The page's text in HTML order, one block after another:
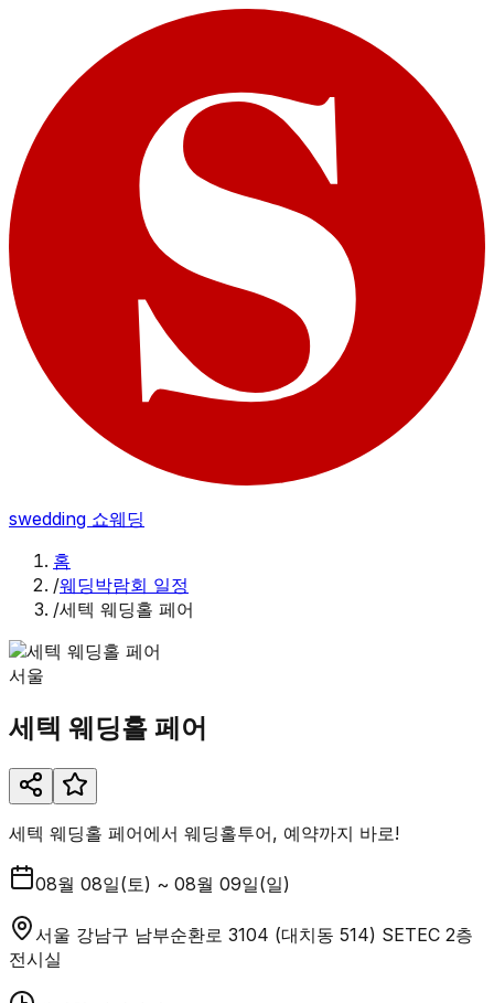
swedding 쇼웨딩
홈
/웨딩박람회 일정
/세텍 웨딩홀 페어
서울
세텍 웨딩홀 페어
세텍 웨딩홀 페어에서 웨딩홀투어, 예약까지 바로!
08월 08일(토) ~ 08월 09일(일)
서울 강남구 남부순환로 3104 (대치동 514) SETEC 2층
전시실